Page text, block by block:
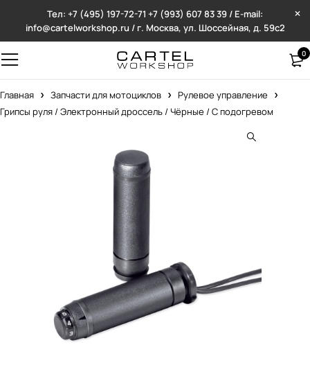
Тел: +7 (495) 197-72-71 +7 (993) 607 83 39 / E-mail:
info@cartelworkshop.ru / г. Москва, ул. Шоссейная, д. 59с2
0
Главная Запчасти для мотоциклов
Рулевое управление
Грипсы руля / Электронный дроссель / Чёрные / С подогревом